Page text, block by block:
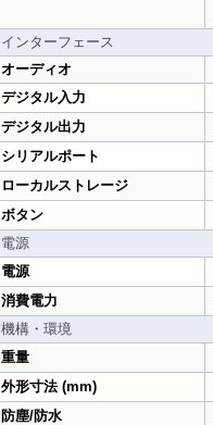
インターフェース
オーディオ
デジタル入力
デジタル出力
シリアルポート
ローカルストレージ
ボタン
電源
電源
消費電力
機構・環境
重量
外形寸法 (mm)
防塵/防水